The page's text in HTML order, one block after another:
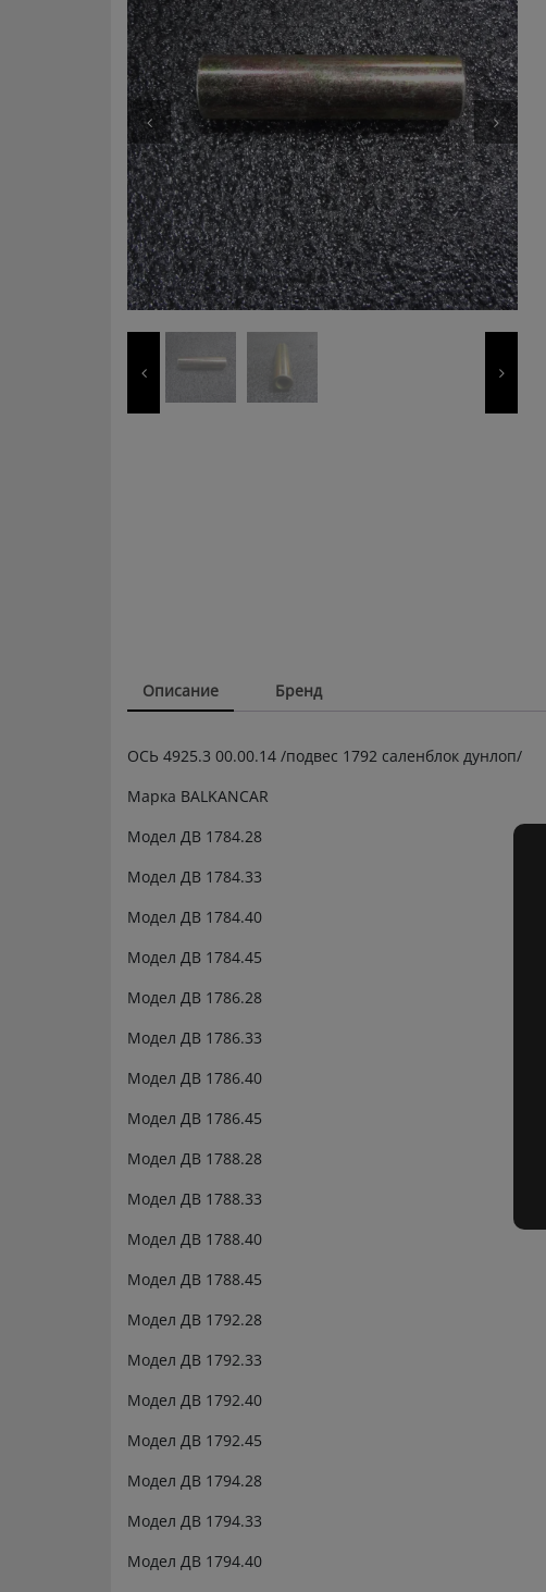
Описание Бренд
ОСЬ 4925.3 00.00.14 /подвес 1792 саленблок дунлоп/
Марка BALKANCAR
Модел ДВ 1784.28
Модел ДВ 1784.33
Модел ДВ 1784.40
Модел ДВ 1784.45
Модел ДВ 1786.28
Модел ДВ 1786.33
Модел ДВ 1786.40
Модел ДВ 1786.45
Модел ДВ 1788.28
Модел ДВ 1788.33
Модел ДВ 1788.40
Модел ДВ 1788.45
Модел ДВ 1792.28
Модел ДВ 1792.33
Модел ДВ 1792.40
Модел ДВ 1792.45
Модел ДВ 1794.28
Модел ДВ 1794.33
Модел ДВ 1794.40